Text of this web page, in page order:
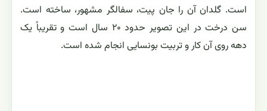
است. گلدان آن را جان پیت، سفالگر مشهور، ساخته است.
سن درخت در این تصویر حدود ۲۰ سال است و تقریباً یک
دهه روی آن کار و تربیت بونسایی انجام شده است.